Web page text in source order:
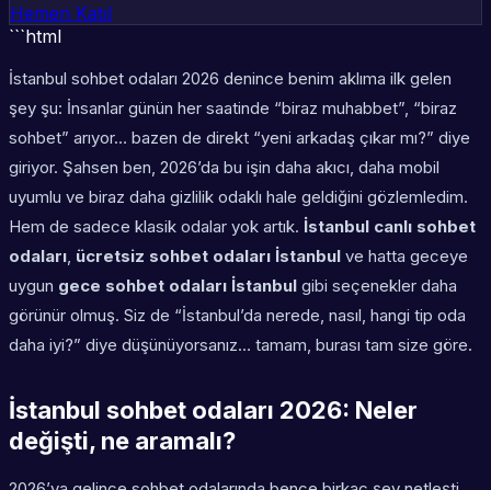
Hemen Katıl
```html
İstanbul sohbet odaları 2026 denince benim aklıma ilk gelen
şey şu: İnsanlar günün her saatinde “biraz muhabbet”, “biraz
sohbet” arıyor… bazen de direkt “yeni arkadaş çıkar mı?” diye
giriyor. Şahsen ben, 2026’da bu işin daha akıcı, daha mobil
uyumlu ve biraz daha gizlilik odaklı hale geldiğini gözlemledim.
Hem de sadece klasik odalar yok artık. İstanbul canlı sohbet
odaları, ücretsiz sohbet odaları İstanbul ve hatta geceye
uygun gece sohbet odaları İstanbul gibi seçenekler daha
görünür olmuş. Siz de “İstanbul’da nerede, nasıl, hangi tip oda
daha iyi?” diye düşünüyorsanız… tamam, burası tam size göre.
İstanbul sohbet odaları 2026: Neler
değişti, ne aramalı?